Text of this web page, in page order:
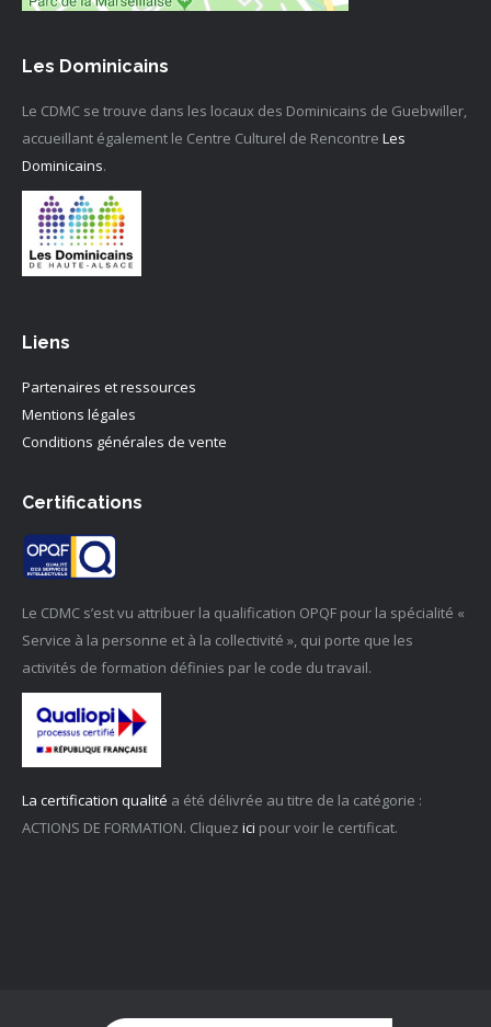
Les Dominicains
Le CDMC se trouve dans les locaux des Dominicains de Guebwiller,
accueillant également le Centre Culturel de Rencontre Les
Dominicains.
Liens
Partenaires et ressources
Mentions légales
Conditions générales de vente
Certifications
Le CDMC s’est vu attribuer la qualification OPQF pour la spécialité «
Service à la personne et à la collectivité », qui porte que les
activités de formation définies par le code du travail.
La certification qualité a été délivrée au titre de la catégorie :
ACTIONS DE FORMATION. Cliquez ici pour voir le certificat.